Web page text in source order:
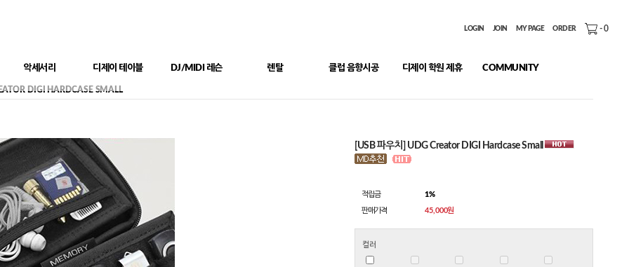
LOGIN JOIN MY PAGE ORDER -0
악세서리 디제이 테이블 DJ/MIDI 레슨 렌탈 클럽 음향시공 디제이 학원 제휴 COMMUNITY
DIGI HARDCASE SMALL
[USB 파우치] UDG Creator DIGI Hardcase Small
적립금 1%
판매가격 45,000원
컬러